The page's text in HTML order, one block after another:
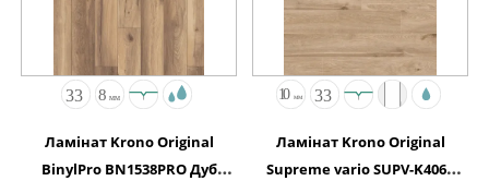
Ламінат Krono Original
BinylPro BN1538PRO Дуб
Ламінат Krono Original
Supreme vario SUPV-K406P